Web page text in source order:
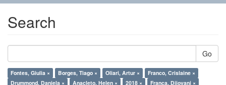
Search
Go
Fontes, Giulia × Borges, Tiago × Oliari, Artur ×
Franco, Crislaine ×
Drummond, Daniela ×
Anacleto, Helen × 2018 ×
França, Djiovani ×